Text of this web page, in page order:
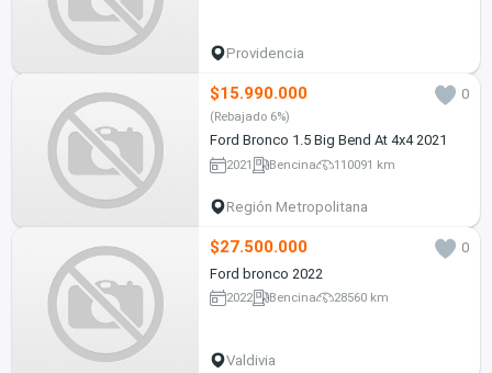
Providencia
$15.990.000 0
(Rebajado 6%)
Ford Bronco 1.5 Big Bend At 4x4 2021
2021 Bencina 110091 km
Región Metropolitana
$27.500.000
0
Ford bronco 2022
2022 Bencina 28560 km
Valdivia